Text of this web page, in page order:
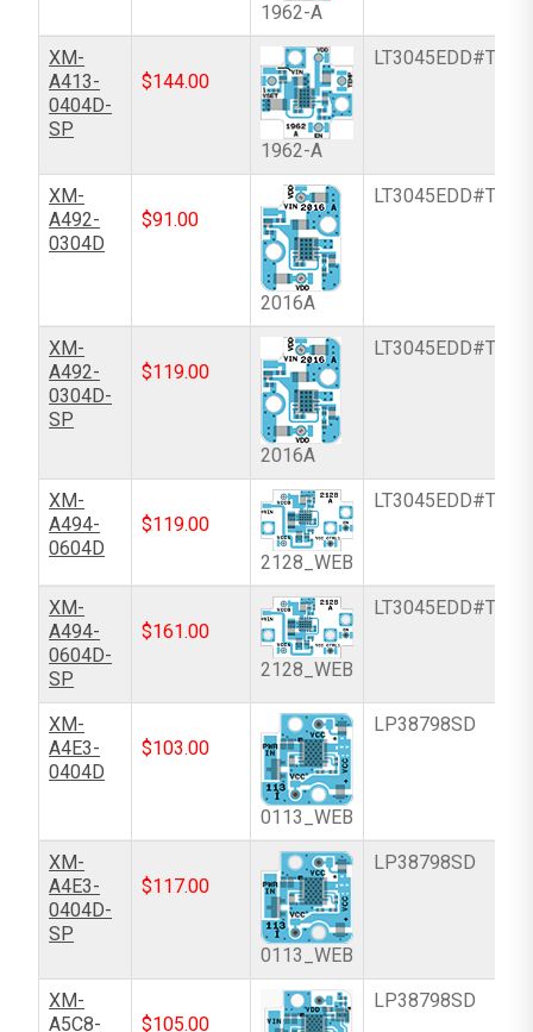
1962-A
XM-
A413-
0404D-
SP
$144.00
1962-A
XM-
A492-
0304D
$91.00
2016A
XM-
A492-
0304D-
SP
$119.00
2016A
XM-
A494-
0604D
$119.00
2128_WEB
XM-
A494-
0604D-
SP
$161.00
2128_WEB
XM-
A4E3-
0404D
$103.00
0113_WEB
LP38798SD
XM-
A4E3-
0404D-
SP
$117.00
0113_WEB
LP38798SD
XM-
A5C8-
$105.00
LP38798SD